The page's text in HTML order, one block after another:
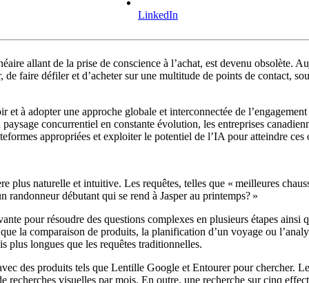
LinkedIn
allant de la prise de conscience à l’achat, est devenu obsolète.
faire défiler et d’acheter sur une multitude de points de contact,
à adopter une approche globale et interconnectée de
concurrentiel en constante évolution, les entreprises
appropriées et exploiter le potentiel de l’IA pour atteindre ces
plus naturelle et intuitive. Les requêtes, telles que « meilleures
randonneur débutant qui se rend à Jasper au printemps? »
pour résoudre des questions complexes en plusieurs étapes
la comparaison de produits, la planification d’un voyage ou
plus longues que les requêtes traditionnelles.
des produits tels que Lentille Google et Entourer pour chercher.
visuelles par mois. En outre, une recherche sur cinq